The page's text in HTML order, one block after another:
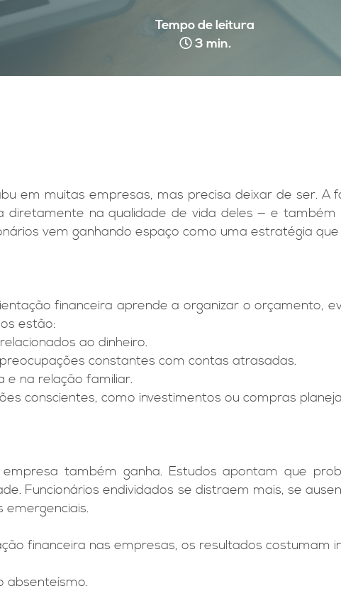
Tempo de leitura
3 min.
em muitas empresas, mas precisa deixar de ser.
diretamente na qualidade de vida deles — e também
vem ganhando espaço como uma estratégia
financeira aprende a organizar o orçamento,
estão:
ao dinheiro.
constantes com contas atrasadas.
e na relação familiar.
conscientes, como investimentos ou compras
também ganha. Estudos apontam que
Funcionários endividados se distraem mais, se
emergenciais.
financeira nas empresas, os resultados costumam
absenteísmo.